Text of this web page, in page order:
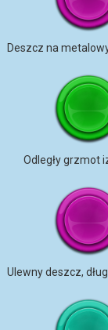
Odległy grzmot